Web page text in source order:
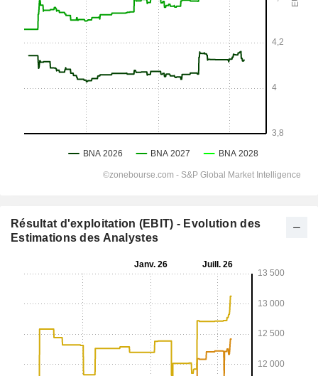
Résultat d'exploitation (EBIT) - Evolution des
Estimations des Analystes